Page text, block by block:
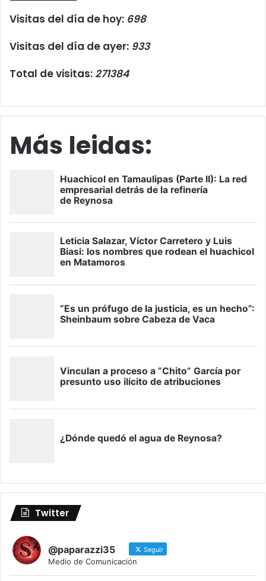
Visitas del día de hoy: 698
Visitas del día de ayer: 933
Total de visitas: 271384
Más leidas:
Twitter
@paparazzi35 Seguir
Medio de Comunicación